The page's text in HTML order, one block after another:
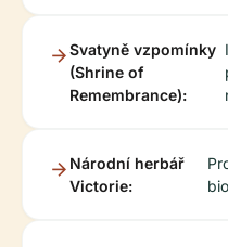
Svatyně vzpomínky
(Shrine of
Remembrance):
Národní herbář
Victorie: